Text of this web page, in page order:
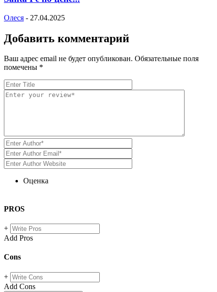
Олеся - 27.04.2025
Добавить комментарий
Ваш адрес email не будет опубликован. Обязательные поля
помечены *
Оценка
PROS
+
Add Pros
Cons
+
Add Cons